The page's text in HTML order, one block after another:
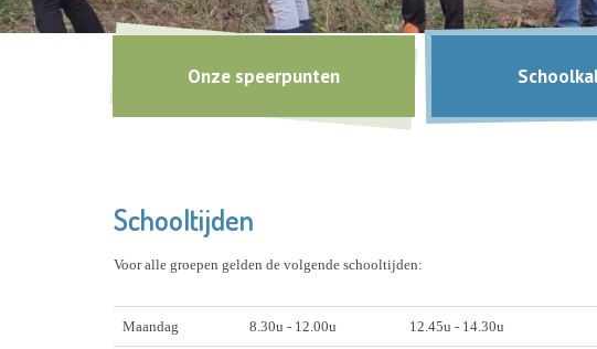
Onze speerpunten
Schooltijden
Voor alle groepen gelden de volgende schooltijden:
Maandag 8.30u - 12.00u 12.45u -